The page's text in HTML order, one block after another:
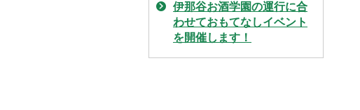
伊那谷お酒学園の運行に合
わせておもてなしイベント
を開催します！